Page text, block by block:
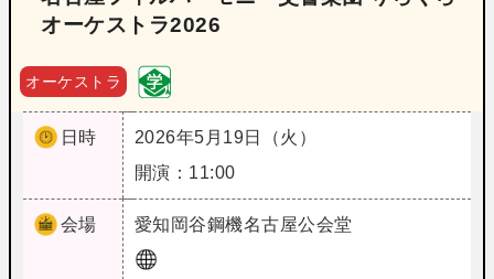
オーケストラ2026
オーケストラ
日時
2026年5月19日（火）
開演：11:00
会場 愛知 岡谷鋼機名古屋公会堂